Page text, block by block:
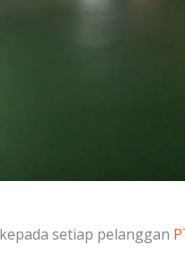
setiap pelanggan